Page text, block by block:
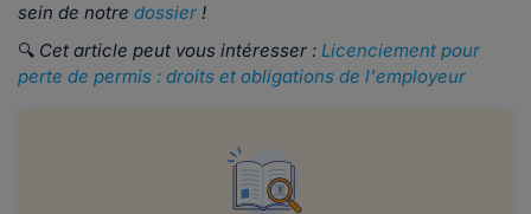
sein de notre dossier !
🔍 Cet article peut vous intéresser : Licenciement pour
perte de permis : droits et obligations de l'employeur